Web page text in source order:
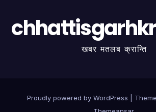
खबर मतलब क्रान्ति
Proudly powered by WordPress